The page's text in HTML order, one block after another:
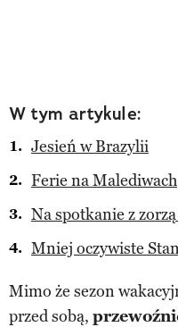
W tym artykule:
Jesień w Brazylii
Ferie na Malediwach
Na spotkanie z
Mniej oczywiste
Mimo że sezon
przed sobą,